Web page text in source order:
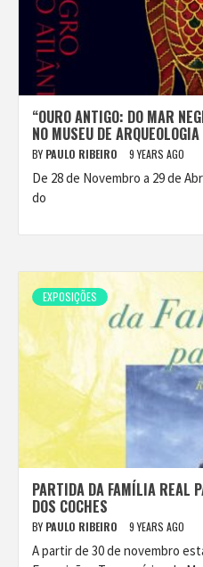
“OURO ANTIGO: DO MAR
NO MUSEU DE ARQUEOLOGIA
BY PAULO RIBEIRO 9 YEARS AGO
De 28 de Novembro a 29 de
do
EXPOSIÇÕES
PARTIDA DA FAMÍLIA REAL
DOS COCHES
BY PAULO RIBEIRO 9 YEARS AGO
A partir de 30 de novembro